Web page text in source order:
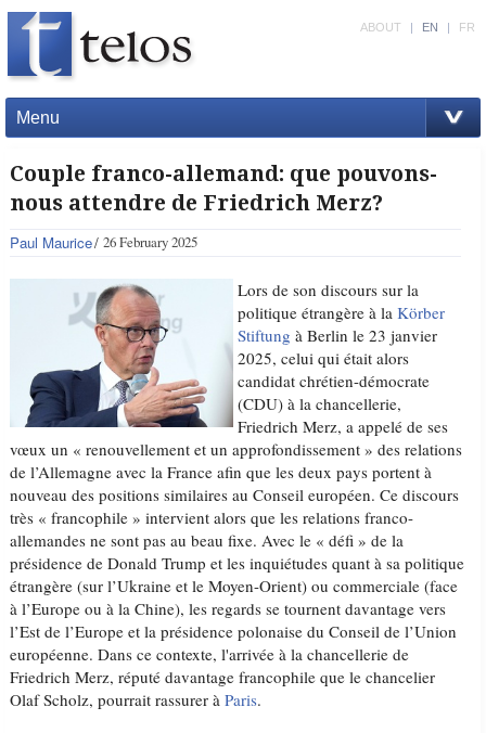
Menu
ABOUT | EN | FR
Couple franco-allemand: que pouvons-
nous attendre de Friedrich Merz?
Paul Maurice 26 February 2025
Lors de son discours sur la
politique étrangère à laKörber
Stiftung à Berlin le 23 janvier
2025, celui qui était alors
candidat chrétien-démocrate
(CDU) à la chancellerie,
Friedrich Merz, a appelé de ses
vœux un « renouvellement et un approfondissement » des relations
de l’Allemagne avec la France afin que les deux pays portent à
nouveau des positions similaires au Conseil européen. Ce discours
très « francophile » intervient alors que les relations franco-
allemandes ne sont pas au beau fixe. Avec le « défi » de la
présidence de Donald Trump et les inquiétudes quant à sa politique
étrangère (sur l’Ukraine et le Moyen-Orient) ou commerciale (face
à l’Europe ou à la Chine), les regards se tournent davantage vers
l’Est de l’Europe et la présidence polonaise du Conseil de l’Union
européenne. Dans ce contexte, l'arrivée à la chancellerie de
Friedrich Merz, réputé davantage francophile que le chancelier
Olaf Scholz, pourrait rassurer àParis.